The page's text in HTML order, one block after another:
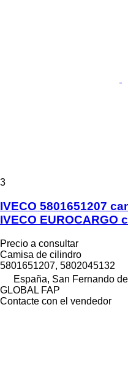
3
IVECO 5801651207
IVECO EUROCARGO
Precio a consultar
Camisa de cilindro
5801651207, 5802045132
España, San Fernando
GLOBAL FAP
Contacte con el vendedor